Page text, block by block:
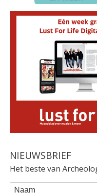
NIEUWSBRIEF
Het beste van
WEBFORM
Naam